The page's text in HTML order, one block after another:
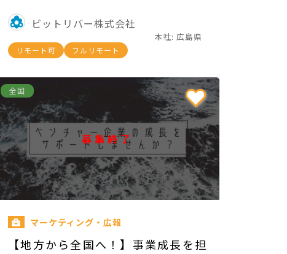
ビットリバー株式会社
本社: 広島県
リモート可 フルリモート
全国
募集終了
マーケティング・広報
【地方から全国へ！】事業成長を担